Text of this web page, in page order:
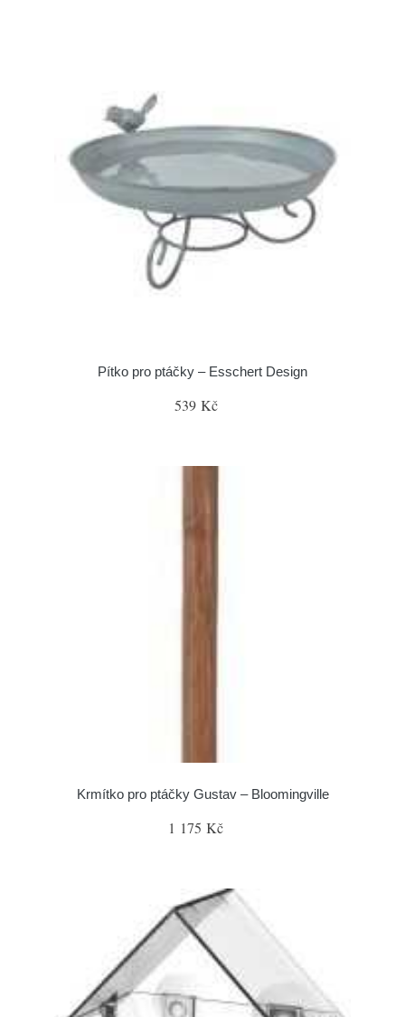
Pítko pro ptáčky – Esschert Design
539 Kč
Krmítko pro ptáčky Gustav – Bloomingville
1 175 Kč